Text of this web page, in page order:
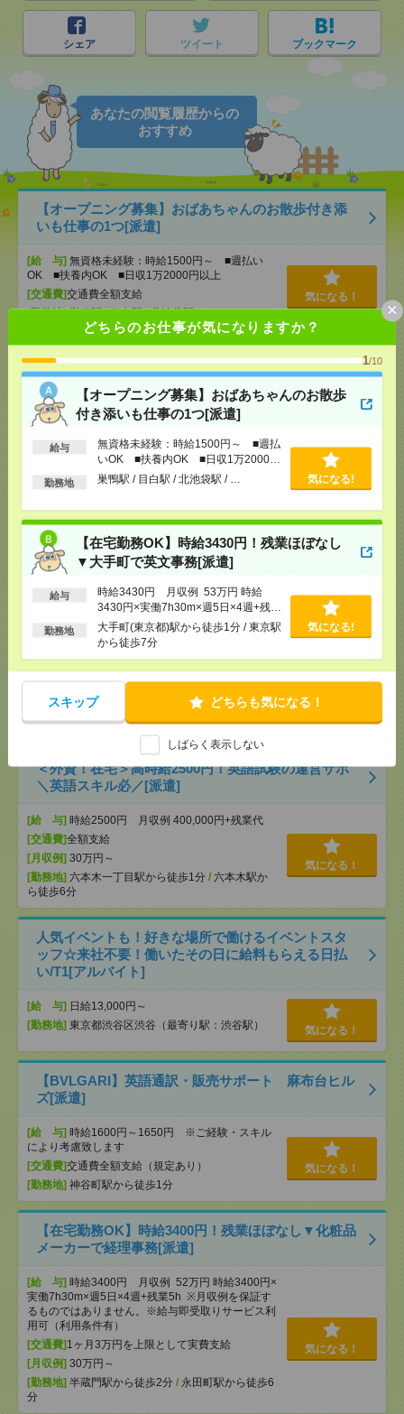
どちらのお仕事が気になりますか？
1/10
【オープニング募集】おばあちゃんのお散歩
付き添いも仕事の1つ[派遣]
給与
無資格未経験：時給1500円～ ■週払
いOK ■扶養内OK ■日収1万2000円
以上
勤務地 巣鴨駅 / 目白駅 / 北池袋駅 / … 気になる!
【在宅勤務OK】時給3430円！残業ほぼなし
▼大手町で英文事務[派遣]
給与
時給3430円 月収例 53万円 時給
3430円×実働7h30m×週5日×4週+残業
5h ※月収例を保証するものではあり
ません。
勤務地
大手町(東京都)駅から徒歩1分 / 東京駅
から徒歩7分
気になる!
スキップ どちらも気になる！
しばらく表示しない
×
シェア ツイート ブックマーク
あなたの閲覧履歴からの
おすすめ
【オープニング募集】おばあちゃんのお散歩付き添
いも仕事の1つ[派遣]
[給 与] 無資格未経験：時給1500円～ ■週払い
OK ■扶養内OK ■日収1万2000円以上
[交通費]交通費全額支給
[勤務地]巣鴨駅/目白駅/北池袋駅/…
気になる！
【在宅勤務OK】時給3430円！残業ほぼなし▼大手町
で英文事務[派遣]
[給 与]
時給3430円 月収例 53万円 時給3430円×
実働7h30m×週5日×4週+残業5h ※月収例を保証す
るものではありません。
1ヶ月3万円を上限として実費支給
[月収例]30万円～
徒歩7分
気になる！
【在宅勤務OK】時給3000円！10～16時＊残業ほぼな
し▼新日本橋で一般事務[派遣]
時給3000円 月収例 30万円 時給3000円×
実働5h×週5日×4週 ※月収例を保証するものではあ
りません。※給与即受取りサービス利用可（利用条
[交通費]1ヶ月3万円を上限として実費支給
[勤務地]新日本橋駅から徒歩3分
三越前駅から徒
歩1分
気になる！
＜外資！在宅＞高時給2500円！英語試験の運営サポ
＼英語スキル必／[派遣]
[給 与] 時給2500円 月収例 400,000円+残業代
[交通費]全額支給
[月収例] 30万円～
[勤務地] 六本木一丁目駅から徒歩1分 / 六本木駅か
ら徒歩6分
気になる！
人気イベントも！好きな場所で働けるイベントスタ
ッフ☆来社不要！働いたその日に給料もらえる日払
い/T1[アルバイト]
[給 与] 日給13,000円～
[勤務地] 東京都渋谷区渋谷（最寄り駅：渋谷駅） 気になる！
【BVLGARI】英語通訳・販売サポート 麻布台ヒル
ズ[派遣]
[給 与] 時給1600円～1650円 ※ご経験・スキル
により考慮致します
[交通費]交通費全額支給（規定あり）
[勤務地] 神谷町駅から徒歩1分
気になる！
【在宅勤務OK】時給3400円！残業ほぼなし▼化粧品
メーカーで経理事務[派遣]
[給 与] 時給3400円 月収例 52万円 時給3400円×
実働7h30m×週5日×4週+残業5h ※月収例を保証す
るものではありません。※給与即受取りサービス利
用可（利用条件有）
[交通費] 1ヶ月3万円を上限として実費支給
[月収例] 30万円～
[勤務地] 半蔵門駅から徒歩2分 / 永田町駅から徒歩6
分
気になる！